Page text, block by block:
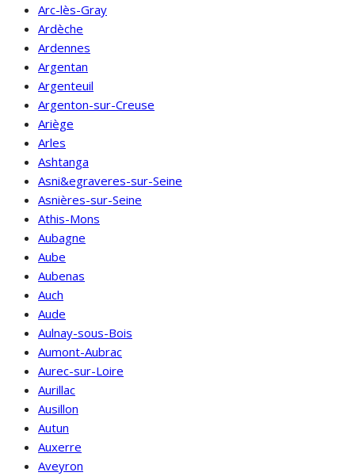
Arc-lès-Gray
Ardèche
Ardennes
Argentan
Argenteuil
Argenton-sur-Creuse
Ariège
Arles
Ashtanga
Asni&egraveres-sur-Seine
Asnières-sur-Seine
Athis-Mons
Aubagne
Aube
Aubenas
Auch
Aude
Aulnay-sous-Bois
Aumont-Aubrac
Aurec-sur-Loire
Aurillac
Ausillon
Autun
Auxerre
Aveyron